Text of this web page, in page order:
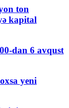
ton
kapital
dan 6 avqust
yeni